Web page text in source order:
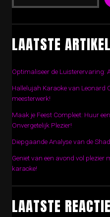
LAATSTE
Optimaliseer de Luisterervaring:
Hallelujah Karaoke van Leonard
meesterwerk!
Maak je Feest Compleet: Huur
Onvergetelijk Plezier!
Diepgaande Analyse van de
Geniet van een avond vol plezier
karaoke!
LAATSTE